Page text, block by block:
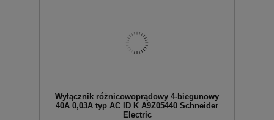
Wyłącznik różnicowoprądowy 4-biegunowy
40A 0,03A typ AC ID K A9Z05440 Schneider
Electric